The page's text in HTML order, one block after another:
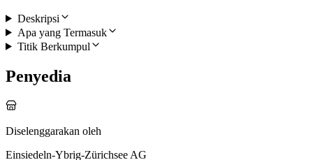
Deskripsi
Apa yang Termasuk
Titik Berkumpul
Penyedia
Diselenggarakan oleh
Einsiedeln-Ybrig-Zürichsee AG